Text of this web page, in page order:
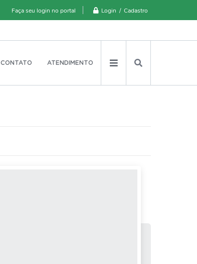
Faça seu login no portal Login / Cadastro
CONTATO ATENDIMENTO